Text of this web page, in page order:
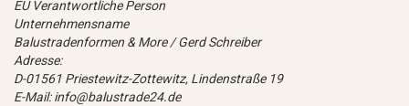
EU Verantwortliche Person
Unternehmensname
Balustradenformen & More / Gerd Schreiber
Adresse:
D-01561 Priestewitz-Zottewitz, Lindenstraße 19
E-Mail: info@balustrade24.de